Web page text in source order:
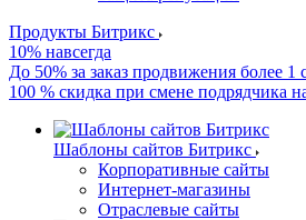
Продукты Битрикс
10% навсегда
До 50% за заказ продвижения более 1
100 % скидка при смене подрядчика
Шаблоны сайтов Битрикс
Корпоративные сайты
Интернет-магазины
Отраслевые сайты